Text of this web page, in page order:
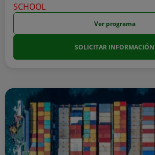
Ver programa
SOLICITAR INFORMACIÓN